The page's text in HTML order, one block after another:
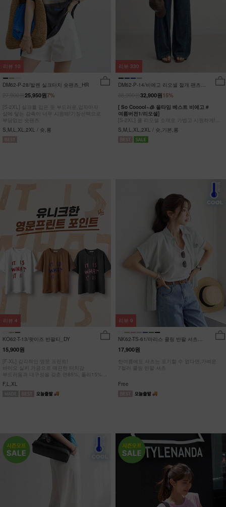
DM62-P-28/발렌 실크터치 숏팬츠_HR
7%
25,950원
[S-2XL] 실크를 입은 듯 부드러운,입자마자
살에 닿는 감촉이 너무 시원해!기장선택으로
부담없는 숏팬츠
S,M,L,XL,2XL / 숏,롱
리뷰 10
DM62-P-14/비에고 리오셀 절개 팬츠
15%
32,900원
[ So Cooool~🧊 올타임 베스트 비에고 #
여름버전1/리오셀]
[S-2XL] 쿨 리오셀 소재로 가볍고 시원하게!
사이드 절개 쿨링 데님팬츠
S,M,L,XL,2XL / 숏,기본,롱
리뷰 330
KO62-T-13/왓이즈 반팔티_DY
15,900원
[F-XL] 감각적인 영문 프린트!
바이오 실키 가공으로 매끈한 터치감
부드러움과 내구성을 갖춘 면85%, 폴리15%
#NAK MADE.
F,L,XL
리뷰 4
NK62-TS-61/마리스 쿨링 반팔 셔츠
_HR
17,900원
한여름에도 셔츠는 포기할 수 없다면,가벼운
7컬러 쿨링 반팔 셔츠
Free
리뷰 9